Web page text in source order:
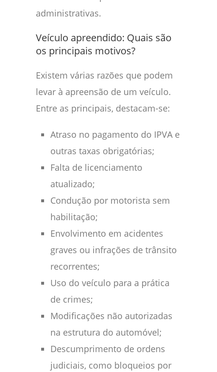
administrativas.
Veículo apreendido: Quais são
os principais motivos?
Existem várias razões que podem
levar à apreensão de um veículo.
Entre as principais, destacam-se:
Atraso no pagamento do IPVA e
outras taxas obrigatórias;
Falta de licenciamento
atualizado;
Condução por motorista sem
habilitação;
Envolvimento em acidentes
graves ou infrações de trânsito
recorrentes;
Uso do veículo para a prática
de crimes;
Modificações não autorizadas
na estrutura do automóvel;
Descumprimento de ordens
judiciais, como bloqueios por